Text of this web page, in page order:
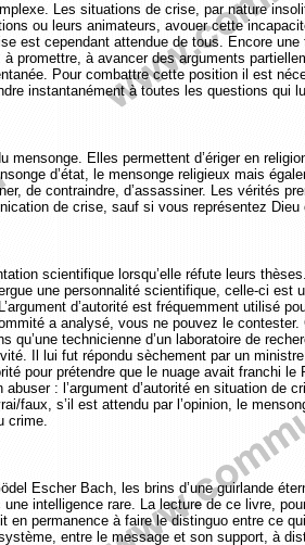
Les situations de crise, par nature
ou leurs animateurs, avouer cette
est cependant attendue de tous. Encore
promettre, à avancer des arguments
Pour combattre cette position il est
instantanément à toutes les questions qui
mensonge. Elles permettent d’ériger en
d’état, le mensonge religieux mais
de contraindre, d’assassiner. Les vérités
de crise, sauf si vous représentez Dieu
scientifique lorsqu’elle réfute leurs
une personnalité scientifique, celle-ci est
d’autorité est fréquemment utilisé
a analysé, vous ne pouvez le
qu’une technicienne d’un laboratoire de
Il lui fut répondu sèchement par un ministre
pour prétendre que le nuage avait franchi le
: l’argument d’autorité en situation de
faux, s’il est attendu par l’opinion, le
crime.
Escher Bach, les brins d’une guirlande
intelligence rare. La lecture de ce livre,
en permanence à faire le distinguo entre ce
entre le message et son support, à